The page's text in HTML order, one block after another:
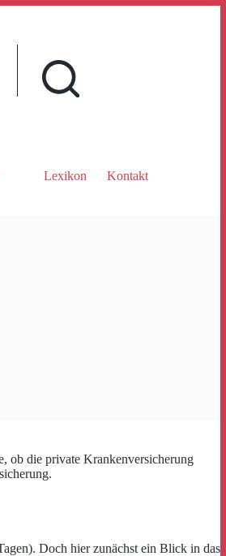
Lexikon Kontakt
ob die private Krankenversicherung
Doch hier zunächst ein Blick in das